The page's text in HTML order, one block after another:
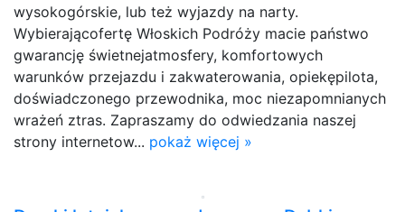
wysokogórskie, lub też wyjazdy na narty.
Wybierającofertę Włoskich Podróży macie państwo
gwarancję świetnejatmosfery, komfortowych
warunków przejazdu i zakwaterowania, opiekępilota,
doświadczonego przewodnika, moc niezapomnianych
wrażeń ztras. Zapraszamy do odwiedzania naszej
strony internetow... pokaż więcej »